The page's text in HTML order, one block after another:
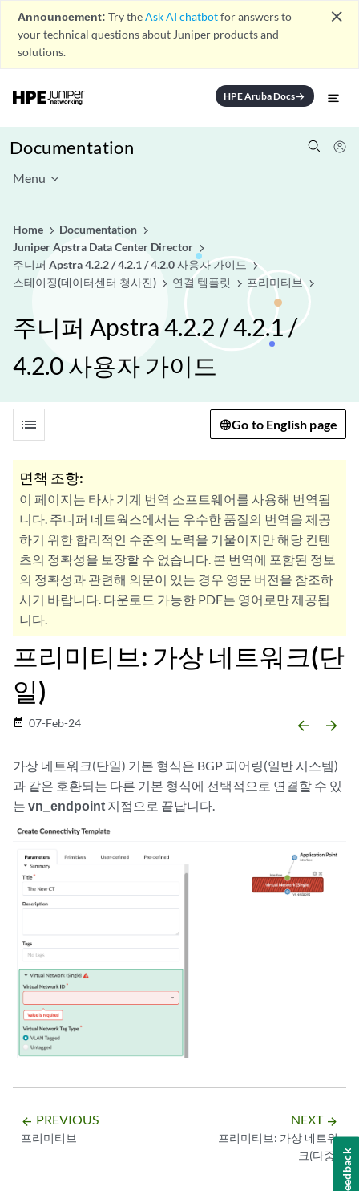
Announcement: Try theAsk AI chatbotfor answers to
your technical questions about Juniper products and
solutions.
close
HPE Aruba Docsarrow_forward
Documentation
Menu
Home
Documentation
Juniper Apstra Data Center Director
주니퍼 Apstra 4.2.2 / 4.2.1 / 4.2.0 사용자 가이드
스테이징(데이터센터 청사진)
연결 템플릿 프리미티브
주니퍼 Apstra 4.2.2 / 4.2.1 /
4.2.0 사용자 가이드
list Go to English page
면책 조항:
이 페이지는 타사 기계 번역 소프트웨어를 사용해 번역됩
니다. 주니퍼 네트웍스에서는 우수한 품질의 번역을 제공
하기 위한 합리적인 수준의 노력을 기울이지만 해당 컨텐
츠의 정확성을 보장할 수 없습니다. 본 번역에 포함된 정보
의 정확성과 관련해 의문이 있는 경우 영문 버전을 참조하
시기 바랍니다. 다운로드 가능한 PDF는 영어로만 제공됩
니다.
프리미티브: 가상 네트워크(단
일)
date_range 07-Feb-24 arrow_backward arrow_forward
가상 네트워크(단일) 기본 형식은 BGP 피어링(일반 시스템)
과 같은 호환되는 다른 기본 형식에 선택적으로 연결할 수 있
는 vn_endpoint 지점으로 끝납니다.
arrow_backward PREVIOUS
프리미티브
NEXT arrow_forward
프리미티브: 가상 네트워
크(다중)
Feedback